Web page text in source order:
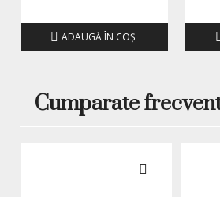
ADAUGĂ ÎN COŞ
Cumparate